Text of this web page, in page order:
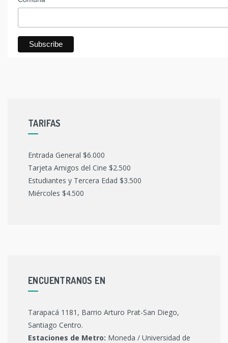
TARIFAS
Entrada General $6.000
Tarjeta Amigos del Cine $2.500
Estudiantes y Tercera Edad $3.500
Miércoles $4.500
ENCUENTRANOS EN
Tarapacá 1181, Barrio Arturo Prat-San Diego,
Santiago Centro.
Estaciones de Metro: Moneda / Universidad de